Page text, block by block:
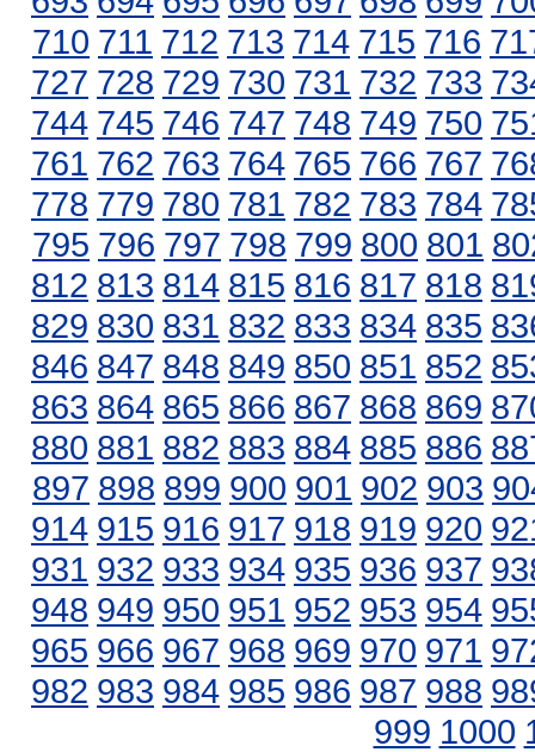
710 711 712 713 714 715 716
727 728 729 730 731 732 733
744 745 746 747 748 749 750
761 762 763 764 765 766 767
778 779 780 781 782 783 784
795 796 797 798 799 800 801
812 813 814 815 816 817 818
829 830 831 832 833 834 835
846 847 848 849 850 851 852
863 864 865 866 867 868 869
880 881 882 883 884 885 886
897 898 899 900 901 902 903
914 915 916 917 918 919 920
931 932 933 934 935 936 937
948 949 950 951 952 953 954
965 966 967 968 969 970 971
982 983 984 985 986 987 988
999 1000